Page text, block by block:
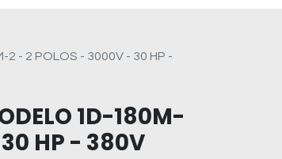
2 - 2 POLOS - 3000V - 30 HP -
1D-180M-
HP - 380V